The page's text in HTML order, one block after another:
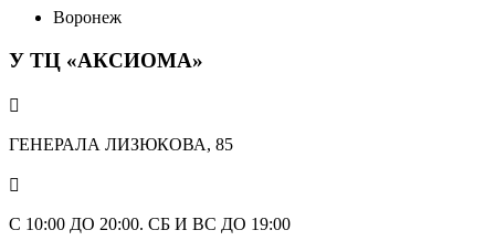
Воронеж
У ТЦ «АКСИОМА»

ГЕНЕРАЛА ЛИЗЮКОВА, 85

С 10:00 ДО 20:00. СБ И ВС ДО 19:00